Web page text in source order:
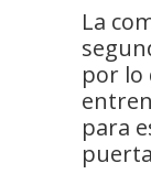
La
por lo
para